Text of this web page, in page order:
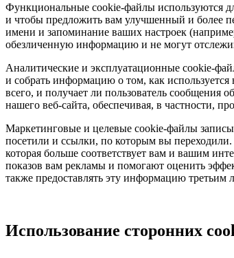
Функциональные cookie-файлы используются
и чтобы предложить вам улучшенный и более
имени и запоминание ваших настроек
обезличенную информацию и не могут
Аналитические и эксплуатационные cookie-
и собрать информацию о том, как
всего, и получает ли пользователь сообщения
нашего веб-сайта, обеспечивая, в частности,
Маркетинговые и целевые cookie-файлы
посетили и ссылки, по которым вы
которая больше соответствует вам и вашим
показов вам рекламы и помогают оценить
также предоставлять эту информацию третьим
Использование сторонних